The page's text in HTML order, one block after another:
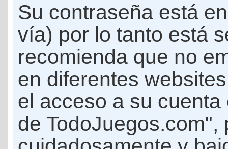
Su contraseña está
vía) por lo tanto está
recomienda que no
en diferentes
el acceso a su
de